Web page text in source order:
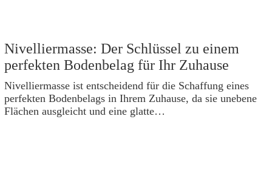
Nivelliermasse: Der Schlüssel zu einem
perfekten Bodenbelag für Ihr Zuhause
Nivelliermasse ist entscheidend für die Schaffung eines
perfekten Bodenbelags in Ihrem Zuhause, da sie unebene
Flächen ausgleicht und eine glatte…